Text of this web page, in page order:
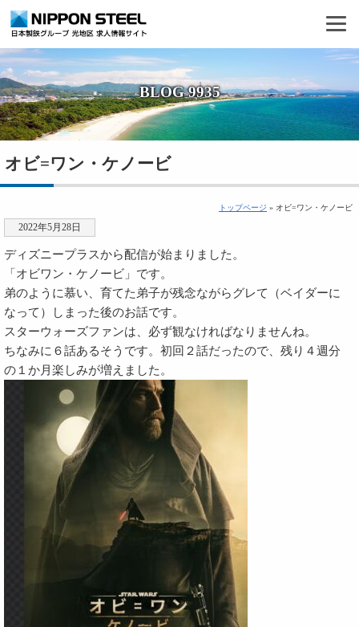
BLOG 9935
オビ=ワン・ケノービ
トップページ » オビ=ワン・ケノービ
2022年5月28日
ディズニープラスから配信が始まりました。
「オビワン・ケノービ」です。
弟のように慕い、育てた弟子が残念ながらグレて（ベイダーに
なって）しまった後のお話です。
スターウォーズファンは、必ず観なければなりませんね。
ちなみに６話あるそうです。初回２話だったので、残り４週分
の１か月楽しみが増えました。